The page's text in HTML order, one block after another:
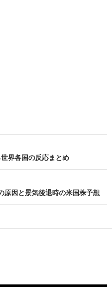
界各国の反応まとめ
原因と景気後退時の米国株予想